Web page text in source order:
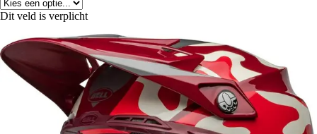
Dit veld is verplicht